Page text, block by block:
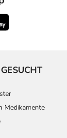
Medikamente